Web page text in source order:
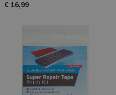
€ 16,99